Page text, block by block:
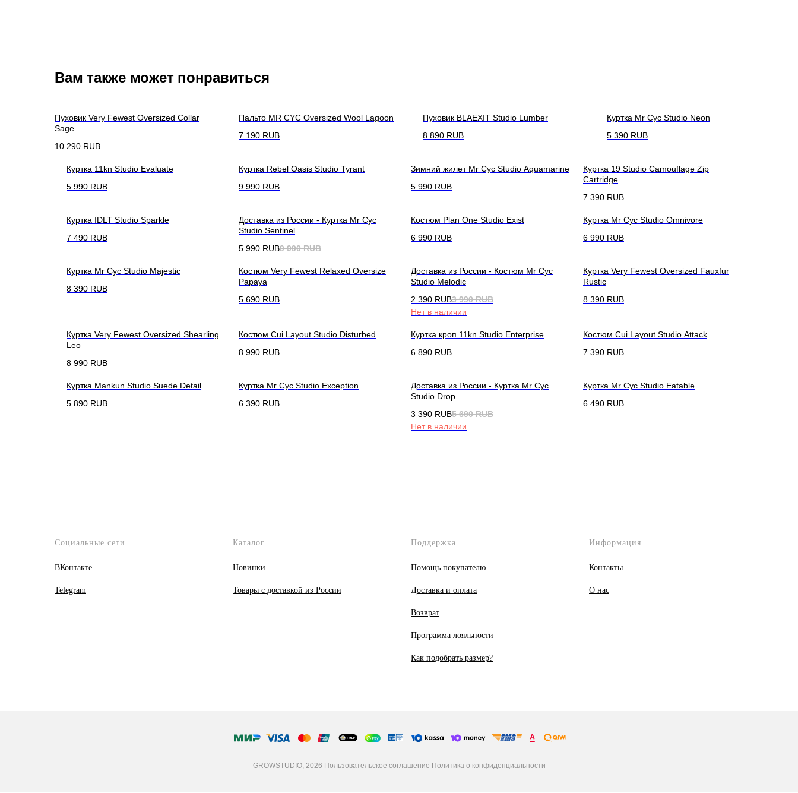
Вам также может понравиться
Пуховик Very Fewest Oversized Collar
Sage
10 290 RUB
Пальто MR CYC Oversized Wool Lagoon
7 190 RUB
Пуховик BLAEXIT Studio Lumber
8 890 RUB
Куртка Mr Cyc Studio Neon
5 390 RUB
Куртка 11kn Studio Evaluate
5 990 RUB
Куртка Rebel Oasis Studio Tyrant
9 990 RUB
Зимний жилет Mr Cyc Studio Aquamarine
5 990 RUB
Куртка 19 Studio Camouflage Zip
Cartridge
7 390 RUB
Куртка IDLT Studio Sparkle
7 490 RUB
Доставка из России - Куртка Mr Cyc
Studio Sentinel
5 990 RUB9 990 RUB
Костюм Plan One Studio Exist
6 990 RUB
Куртка Mr Cyc Studio Omnivore
6 990 RUB
Куртка Mr Cyc Studio Majestic
8 390 RUB
Костюм Very Fewest Relaxed Oversize
Papaya
5 690 RUB
Доставка из России - Костюм Mr Cyc
Studio Melodic
2 390 RUB3 990 RUB
Нет в наличии
Куртка Very Fewest Oversized Fauxfur
Rustic
8 390 RUB
Куртка Very Fewest Oversized Shearling
Leo
8 990 RUB
Костюм Cui Layout Studio Disturbed
8 990 RUB
Куртка кроп 11kn Studio Enterprise
6 890 RUB
Костюм Cui Layout Studio Attack
7 390 RUB
Куртка Mankun Studio Suede Detail
5 890 RUB
Куртка Mr Cyc Studio Exception
6 390 RUB
Доставка из России - Куртка Mr Cyc
Studio Drop
3 390 RUB5 690 RUB
Нет в наличии
Куртка Mr Cyc Studio Eatable
6 490 RUB
Социальные сети
ВКонтакте
Telegram
Каталог
Новинки
Товары с доставкой из России
Поддержка
Помощь покупателю
Доставка и оплата
Возврат
Программа лояльности
Как подобрать размер?
Информация
Контакты
О нас
GROWSTUDIO, 2026 Пользовательское соглашение Политика о конфиденциальности